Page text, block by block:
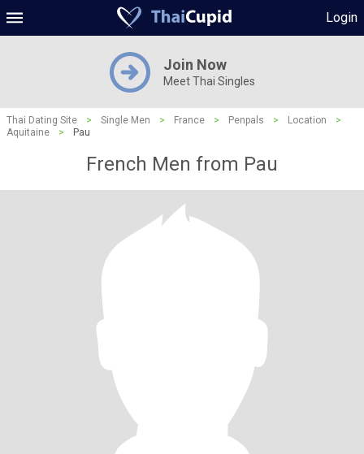
Login
Join Now
Meet Thai Singles
Thai Dating Site > Single Men > France > Penpals > Location
>
Aquitaine
> Pau
French Men from Pau